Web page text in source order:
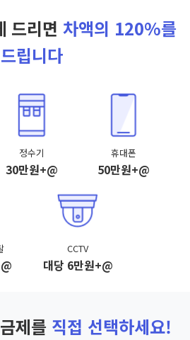
드리면 차액의 120%를
드립니다
정수기
30만원+@
휴대폰
50만원+@
CCTV
대당 6만원+@
제를 직접 선택하세요!